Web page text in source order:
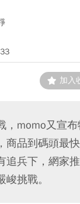
加入
，momo又宣布
品到碼頭最快
追兵下，網家
挑戰。